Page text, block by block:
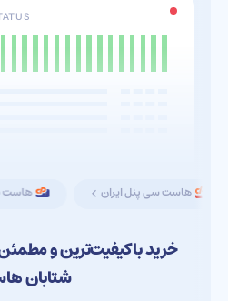
هاست سی پنل ایران هاست
خرید باکیفیت‌ترین و
شتابان